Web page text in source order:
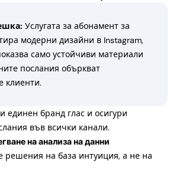
Услугата за абонамент за
модерни дизайни в Instagram,
само устойчиви материали
послания объркват
клиенти.
единен бранд глас и осигури
във всички канали.
на анализа на данни
решения на база интуиция, а не на